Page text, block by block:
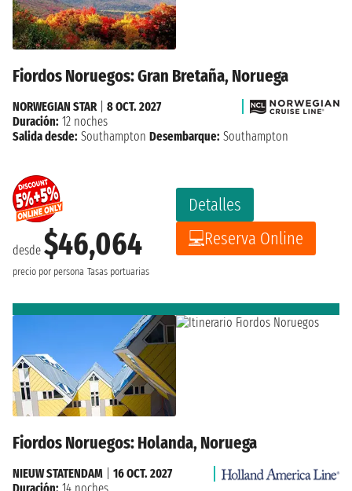
Fiordos Noruegos: Gran Bretaña, Noruega
desde $46,064
precio por persona Tasas portuarias
Detalles
Reserva Online
NORWEGIAN STAR
8 OCT. 2027
Duración: 12 noches
Salida desde: Southampton Desembarque: Southampton
Fiordos Noruegos: Holanda, Noruega
NIEUW STATENDAM
16 OCT. 2027